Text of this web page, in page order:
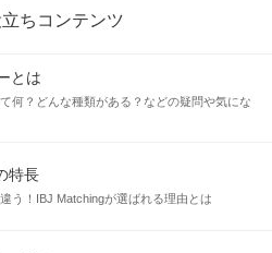
ちコンテンツ
とは
何？どんな種類がある？などの疑問や気にな
特長
う！IBJ Matchingが選ばれる理由とは